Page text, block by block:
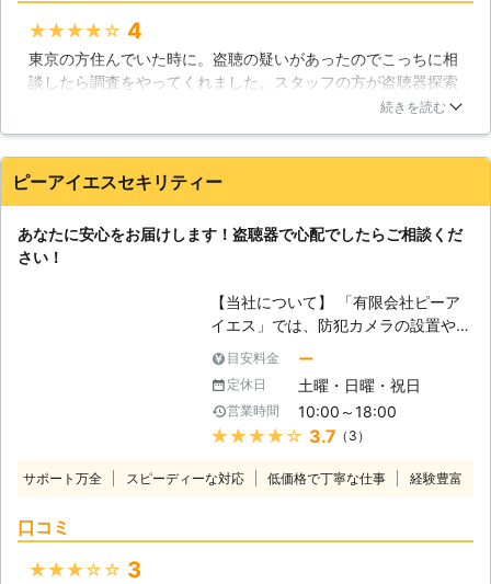
と、体の中のストレスはドンドン溜ま
っていく一方です。そんな生活が続く
ことがないよう、盗撮・盗聴器調査は
バイスもさせていただき、貴方のスト
以外で掛かることは一切ありません。
弊社は、全国一律調査料金を設定して
おります。どうぞ、安心して「盗聴バ
スターズ」までご連絡ください。スタ
ッフ一同、心よりお待ちしておりま
す。
★★★★★ 4
東京の方住んでいた時に。盗聴の疑いがあったのでこっちに相
談したら調査をやってくれました。スタッフの方が盗聴器探索
機で部屋の隅々まで調べてくれて、私が住んでいた時に最初か
が言うにはコンセントの中は結構定番の盗聴器が隠れている場
所らしいです。
東京都 中央区 2016年11月30日
続きを読む
ピーアイエスセキリティー
あなたに安心をお届けします！盗聴器で心配でしたらご相談くだ
さい！
【当社について】 「有限会社ピーア
イエス」では、防犯カメラの設置や盗
聴器調査などの業務を行っておりま
す。盗聴器は現在、1年間に何十万台
も出回っていると言われており、小型
で高性能なものが多いので一度設置さ
れてしまえば長期間盗聴されてしまい
るため、個人での発見が極めて困難で
目安料金 ー
定休日 土曜・日曜・祝日
営業時間 10:00～18:00
★★★★★ 3.7 （3）
サポート万全 スピーディーな対応 低価格で丁寧な仕事 経験豊富
口コミ
★★★★★ 3